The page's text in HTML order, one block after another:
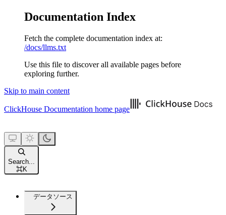
Documentation Index
Fetch the complete documentation index at:
/docs/llms.txt
Use this file to discover all available pages before
exploring further.
Skip to main content
ClickHouse Documentation home page
Search...
⌘K
データソース